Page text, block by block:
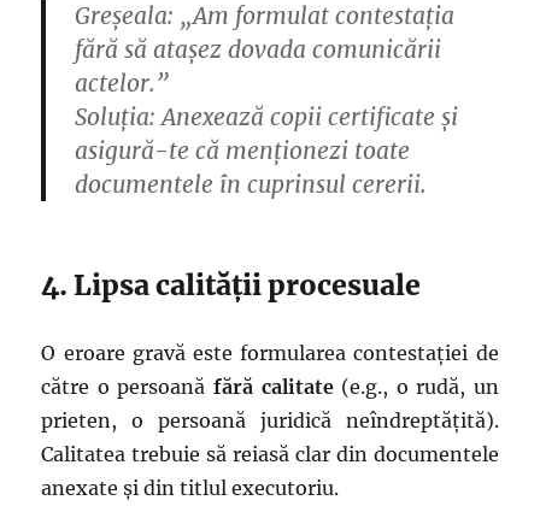
Greșeala: „Am formulat contestația
fără să atașez dovada comunicării
actelor.”
Soluția: Anexează copii certificate și
asigură-te că menționezi toate
documentele în cuprinsul cererii.
4. Lipsa calității procesuale
O eroare gravă este formularea contestației de
către o persoană fără calitate(e.g., o rudă, un
prieten, o persoană juridică neîndreptățită).
Calitatea trebuie să reiasă clar din documentele
anexate și din titlul executoriu.